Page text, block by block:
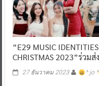
“E29 MUSIC
CHRISTMAS 2023”ร่วม
27 ธันวาคม 2023 ^ jo ^